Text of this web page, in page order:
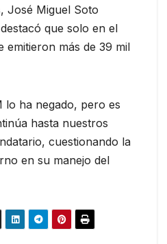
José Miguel Soto
que solo en el
emitieron más de 39 mil
lo ha negado, pero es
hasta nuestros
cuestionando la
en su manejo del